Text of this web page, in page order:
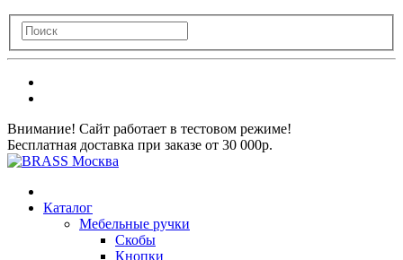
Внимание! Сайт работает в тестовом режиме!
Бесплатная доставка при заказе от 30 000р.
Каталог
Мебельные ручки
Скобы
Кнопки